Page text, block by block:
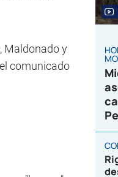
Maldonado y
comunicado